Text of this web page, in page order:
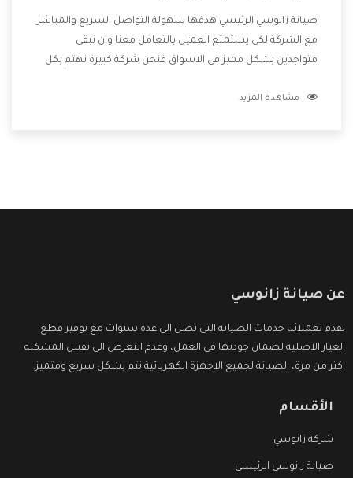
صيانة زانوسي الرئيسي هدفها سهولة التواصل السريع والمباشر
مع الشركة لكى يستمتع العميل بالتعامل معنا وان نبقى
متواجدين بشكل مميز فى الاسواق فنحن شركة كبيرة نهتم بكل
الشركة بها والتى تكون منها خدمة الصيانة التى تكون من أهم
مشاهدة المزيد
عن صيانة زانوسي
نقدم لعملائنا خدمات الصيانة التى تصل الى عدة سنوات مع توفير قطع
الغيار الاصلية لضمان جودتها فى العمل، وعدم التعرض الى نفس المشكلة
اكثر من مرة، الصيانة لجميع الاجهزة الكهربائية تتم بشكل سريع ومتميز.
الأقسام
شركة زانوسي
صيانة زانوسي الرئيسي